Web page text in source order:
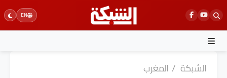
Skip
to
content
EN
الشبكة / المغرب